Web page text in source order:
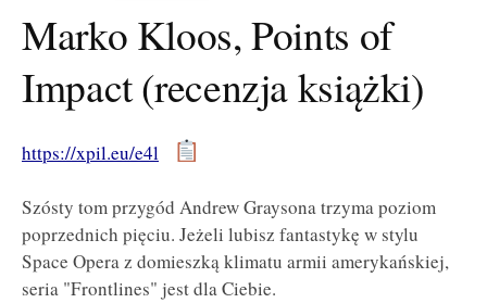
Marko Kloos, Points of
Impact (recenzja książki)
https://xpil.eu/e4l
Szósty tom przygód Andrew Graysona trzyma poziom
poprzednich pięciu. Jeżeli lubisz fantastykę w stylu
Space Opera z domieszką klimatu armii amerykańskiej,
seria "Frontlines" jest dla Ciebie.